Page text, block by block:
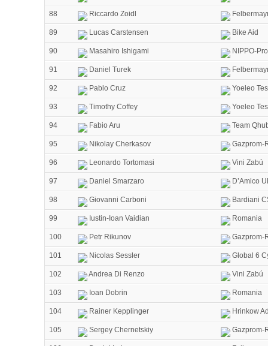
88 Riccardo Zoidl
89 Lucas Carstensen Bike Aid
90 Masahiro Ishigami NIPPO-
91 Daniel Turek
92 Pablo Cruz Yoeleo
93 Timothy Coffey Yoeleo
94 Fabio Aru Team
95 Nikolay Cherkasov Gazprom-
96 Leonardo Tortomasi Vini Zabú
97 Daniel Smarzaro D’Amico
98 Giovanni Carboni Bardiani
99 Iustin-Ioan Vaidian Romania
100 Petr Rikunov Gazprom-
101 Nicolas Sessler Global 6
102 Andrea Di Renzo Vini Zabú
103 Ioan Dobrin Romania
104 Rainer Kepplinger Hrinkow
105 Sergey Chernetskiy Gazprom-